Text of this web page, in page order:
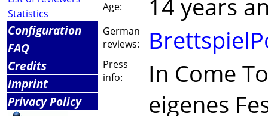
Statistics
Configuration
FAQ
Credits
Imprint
Privacy Policy
Age: 14 years
German
reviews:
Press
info:
In Come
eigenes